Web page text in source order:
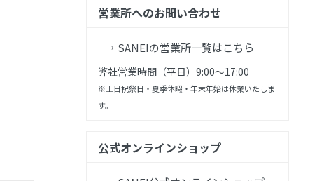
営業所へのお問い合わせ
SANEIの営業所一覧はこちら
弊社営業時間（平日）9:00～17:00
※土日祝祭日・夏季休暇・年末年始は休業いたしま
す。
公式オンラインショップ